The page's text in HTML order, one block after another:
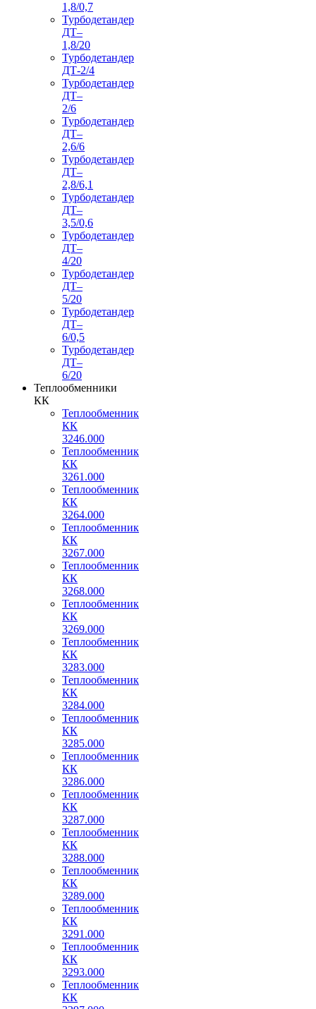
1,8/0,7
Турбодетандер
ДТ–
1,8/20
Турбодетандер
ДТ-2/4
Турбодетандер
ДТ–
2/6
Турбодетандер
ДТ–
2,6/6
Турбодетандер
ДТ–
2,8/6,1
Турбодетандер
ДТ–
3,5/0,6
Турбодетандер
ДТ–
4/20
Турбодетандер
ДТ–
5/20
Турбодетандер
ДТ–
6/0,5
Турбодетандер
ДТ–
6/20
Теплообменники
КК
Теплообменник
КК
3246.000
Теплообменник
КК
3261.000
Теплообменник
КК
3264.000
Теплообменник
КК
3267.000
Теплообменник
КК
3268.000
Теплообменник
КК
3269.000
Теплообменник
КК
3283.000
Теплообменник
КК
3284.000
Теплообменник
КК
3285.000
Теплообменник
КК
3286.000
Теплообменник
КК
3287.000
Теплообменник
КК
3288.000
Теплообменник
КК
3289.000
Теплообменник
КК
3291.000
Теплообменник
КК
3293.000
Теплообменник
КК